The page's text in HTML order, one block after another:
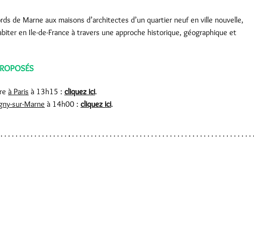
de Marne aux maisons d’architectes d’un quartier neuf en ville nouvelle,
en Ile-de-France à travers une approche historique, géographique et
à Paris à 13h15 : cliquez ici.
sur-Marne à 14h00 : cliquez ici.